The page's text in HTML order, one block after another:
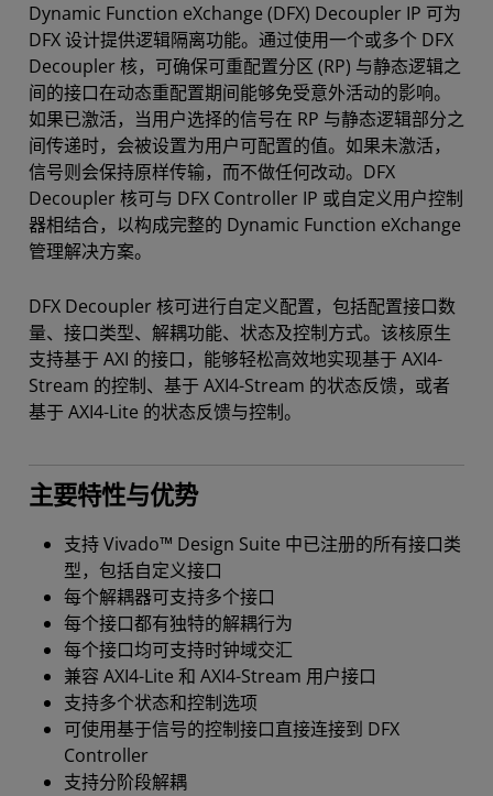
Dynamic Function eXchange (DFX) Decoupler IP 可为
DFX 设计提供逻辑隔离功能。通过使用一个或多个 DFX
Decoupler 核，可确保可重配置分区 (RP) 与静态逻辑之
间的接口在动态重配置期间能够免受意外活动的影响。
如果已激活，当用户选择的信号在 RP 与静态逻辑部分之
间传递时，会被设置为用户可配置的值。如果未激活，
信号则会保持原样传输，而不做任何改动。DFX
Decoupler 核可与 DFX Controller IP 或自定义用户控制
器相结合，以构成完整的 Dynamic Function eXchange
管理解决方案。
DFX Decoupler 核可进行自定义配置，包括配置接口数
量、接口类型、解耦功能、状态及控制方式。该核原生
支持基于 AXI 的接口，能够轻松高效地实现基于 AXI4-
Stream 的控制、基于 AXI4-Stream 的状态反馈，或者
基于 AXI4-Lite 的状态反馈与控制。
主要特性与优势
支持 Vivado™ Design Suite 中已注册的所有接口类
型，包括自定义接口
每个解耦器可支持多个接口
每个接口都有独特的解耦行为
每个接口均可支持时钟域交汇
兼容 AXI4-Lite 和 AXI4-Stream 用户接口
支持多个状态和控制选项
可使用基于信号的控制接口直接连接到 DFX
Controller
支持分阶段解耦